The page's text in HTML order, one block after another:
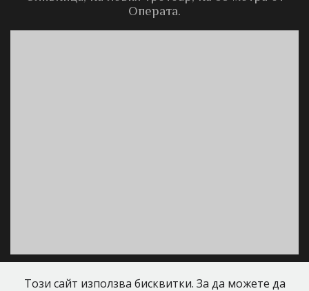
ул. Г. С. Раковски №78 palanteonlineacademy[at]gmail[dot]com
Операта.
Този сайт използва бисквитки. За да можете да